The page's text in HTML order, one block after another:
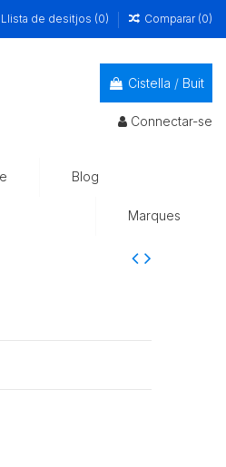
Llista de desitjos (0) Comparar (0)
Cistella / Buit
Connectar-se
Blog
Marques